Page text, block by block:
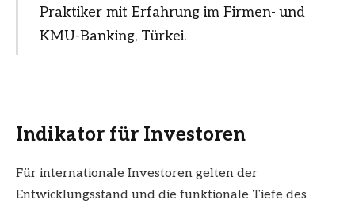
Praktiker mit Erfahrung im Firmen- und
KMU-Banking, Türkei.
Indikator für Investoren
Für internationale Investoren gelten der
Entwicklungsstand und die funktionale Tiefe des